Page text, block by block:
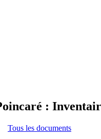
:
Tous les documents